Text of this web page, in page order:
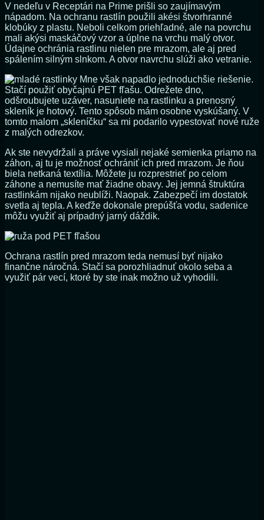
V nedeľu v Receptári na Prime prišli so zaujímavým
nápadom. Na ochranu rastlín použili akési štvorhranné
klobúky z plastu. Neboli celkom priehľadné, ale na povrchu
mali akýsi maskáčový vzor a úplne na vrchu malý otvor.
Údajne ochránia rastlinu nielen pre mrazom, ale aj pred
spálením silným slnkom. A otvor navrchu slúži ako vetranie.
Mne však napadlo jednoduchšie riešenie.
Stačí použiť obyčajnú PET fľašu. Odrežete dno,
odšroubujete uzáver, nasuniete na rastlinku a prenosný
skleník je hotový. Tento spôsob mám osobne vyskúšaný. V
tomto malom „skleníčku“ sa mi podarilo vypestovať nové ruže
z malých odrezkov.
Ak ste nevydržali a práve vysiali nejaké semienka priamo na
záhon, aj tu je možnosť ochrániť ich pred mrazom. Je ňou
biela netkaná textília. Môžete ju rozprestrieť po celom
záhone a nemusíte mať žiadne obavy. Jej jemná štruktúra
rastlinkám nijako neublíži. Naopak. Zabezpečí im dostatok
svetla aj tepla. A keďže dokonale prepúšťa vodu, sadenice
môžu využiť aj prípadný jarný dáždik.
Ochrana rastlín pred mrazom teda nemusí byť nijako
finančne náročná. Stačí sa porozhliadnuť okolo seba a
využiť pár vecí, ktoré by ste inak možno už vyhodili.